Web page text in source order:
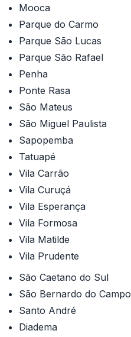
Mooca
Parque do Carmo
Parque São Lucas
Parque São Rafael
Penha
Ponte Rasa
São Mateus
São Miguel Paulista
Sapopemba
Tatuapé
Vila Carrão
Vila Curuçá
Vila Esperança
Vila Formosa
Vila Matilde
Vila Prudente
São Caetano do Sul
São Bernardo do Campo
Santo André
Diadema